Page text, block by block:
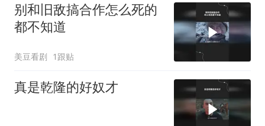
别和旧敌搞合作怎么死的
都不知道
美豆看剧 1跟贴
真是乾隆的好奴才